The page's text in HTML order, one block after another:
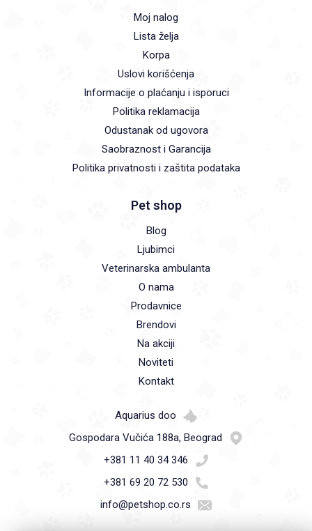
Moj nalog
Lista želja
Korpa
Uslovi korišćenja
Informacije o plaćanju i isporuci
Politika reklamacija
Odustanak od ugovora
Saobraznost i Garancija
Politika privatnosti i zaštita podataka
Pet shop
Blog
Ljubimci
Veterinarska ambulanta
O nama
Prodavnice
Brendovi
Na akciji
Noviteti
Kontakt
Aquarius doo
Gospodara Vučića 188a, Beograd
+381 11 40 34 346
+381 69 20 72 530
info@petshop.co.rs